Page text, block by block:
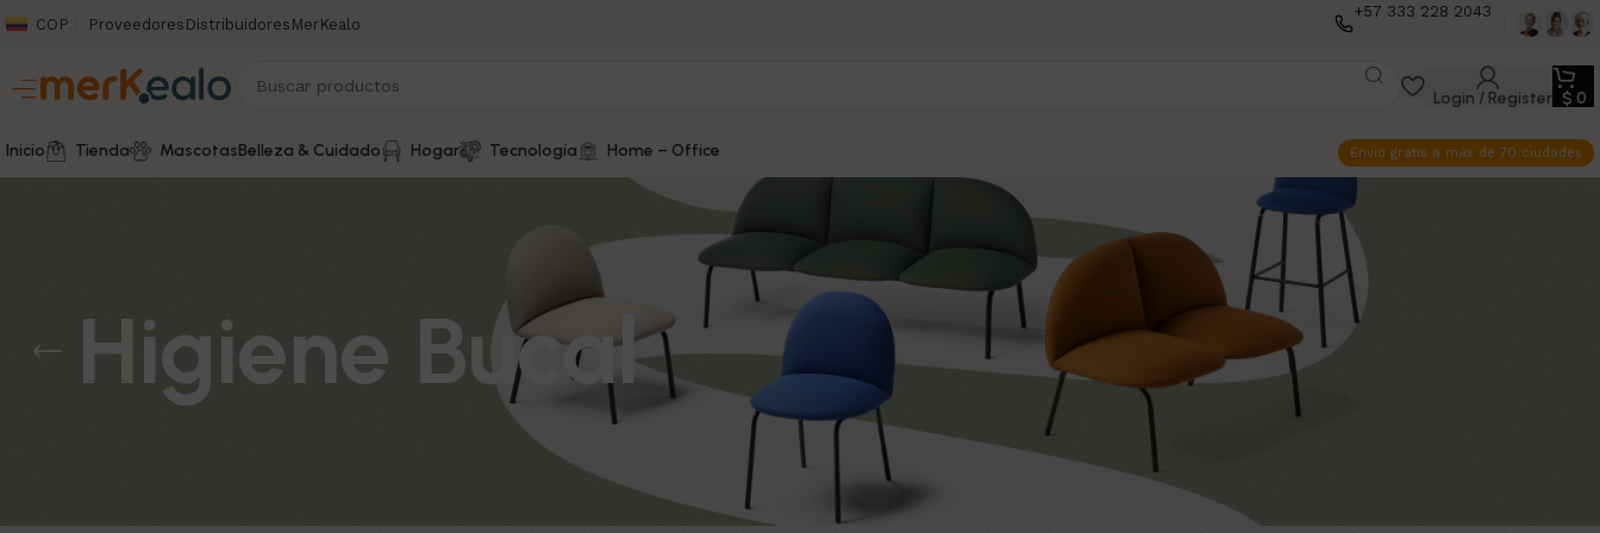
COP Proveedores Distribuidores MerKealo
+57 333 228 2043
Login / Register $ 0
Inicio Tienda MascotasBelleza & Cuidado Hogar Tecnología Home – Office Envio gratis a más de 70 ciudades
Higiene Bucal